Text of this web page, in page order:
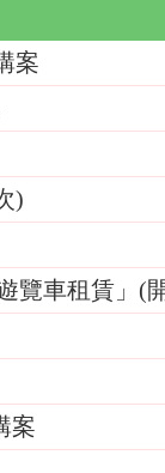
案
)
覽車租賃」(
案